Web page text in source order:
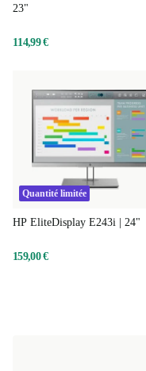
23"
114,99 €
Quantité limitée
HP EliteDisplay E243i | 24"
159,00 €